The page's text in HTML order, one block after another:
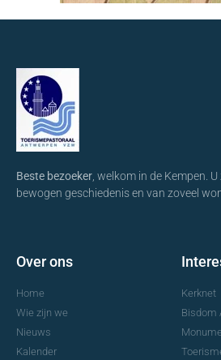
Beste bezoeker , welkom in de Kempen.
bewogen geschiedenis en van zoveel
Over ons
Home
Wie zijn we
Nieuws
Kalender
Kerknet
Bisdom